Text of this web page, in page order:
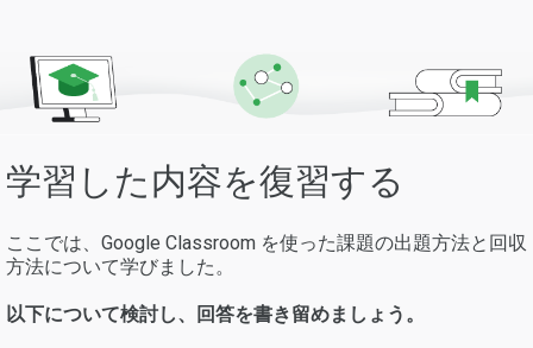
学習した内容を復習する
ここでは、Google Classroom を使った課題の出題方法と回収
方法について学びました。
以下について検討し、回答を書き留めましょう。